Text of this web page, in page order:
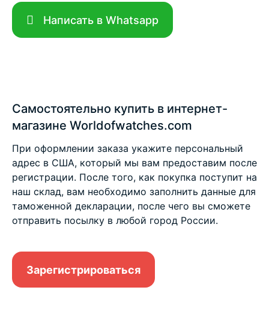
Написать в Whatsapp
Самостоятельно купить в интернет-
магазине Worldofwatches.com
При оформлении заказа укажите персональный
адрес в США, который мы вам предоставим после
регистрации. После того, как покупка поступит на
наш склад, вам необходимо заполнить данные для
таможенной декларации, после чего вы сможете
отправить посылку в любой город России.
Зарегистрироваться